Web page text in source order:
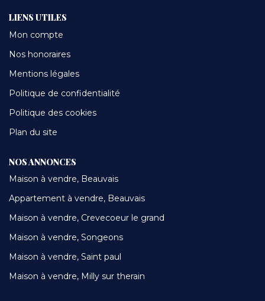
LIENS UTILES
Mon compte
Nos honoraires
Mentions légales
Politique de confidentialité
Politique des cookies
Plan du site
NOS ANNONCES
Maison à vendre, Beauvais
Appartement à vendre, Beauvais
Maison à vendre, Crevecoeur le grand
Maison à vendre, Songeons
Maison à vendre, Saint paul
Maison à vendre, Milly sur therain